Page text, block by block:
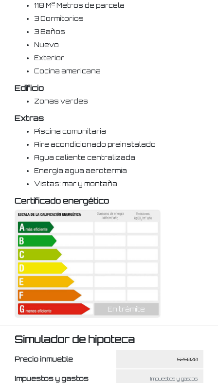
118 M2 Metros de parcela
3 Dormitorios
3 Baños
Nuevo
Exterior
Cocina americana
Edificio
Zonas verdes
Extras
Piscina comunitaria
Aire acondicionado preinstalado
Agua caliente centralizada
Energía agua aerotermia
Vistas: mar y montaña
Certificado energético
En trámite
Simulador de hipoteca
Precio inmueble
Impuestos y gastos